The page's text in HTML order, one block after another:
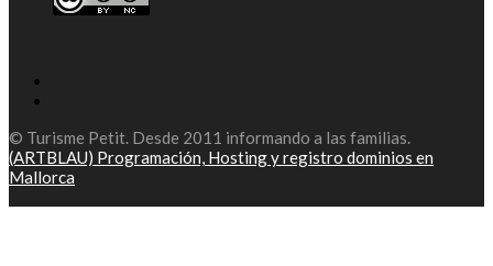
© Turisme Petit. Desde 2011 informando a las familias.
(ARTBLAU) Programación, Hosting y registro dominios en
Mallorca